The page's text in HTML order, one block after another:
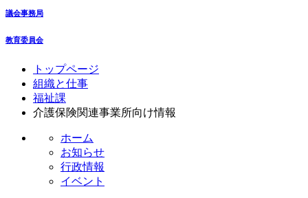
議会事務局
教育委員会
トップページ
組織と仕事
福祉課
介護保険関連事業所向け情報
ホーム
お知らせ
行政情報
イベント